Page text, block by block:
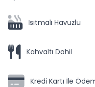
Isıtmalı Havuzlu
Kahvaltı Dahil
Kredi Kartı İle